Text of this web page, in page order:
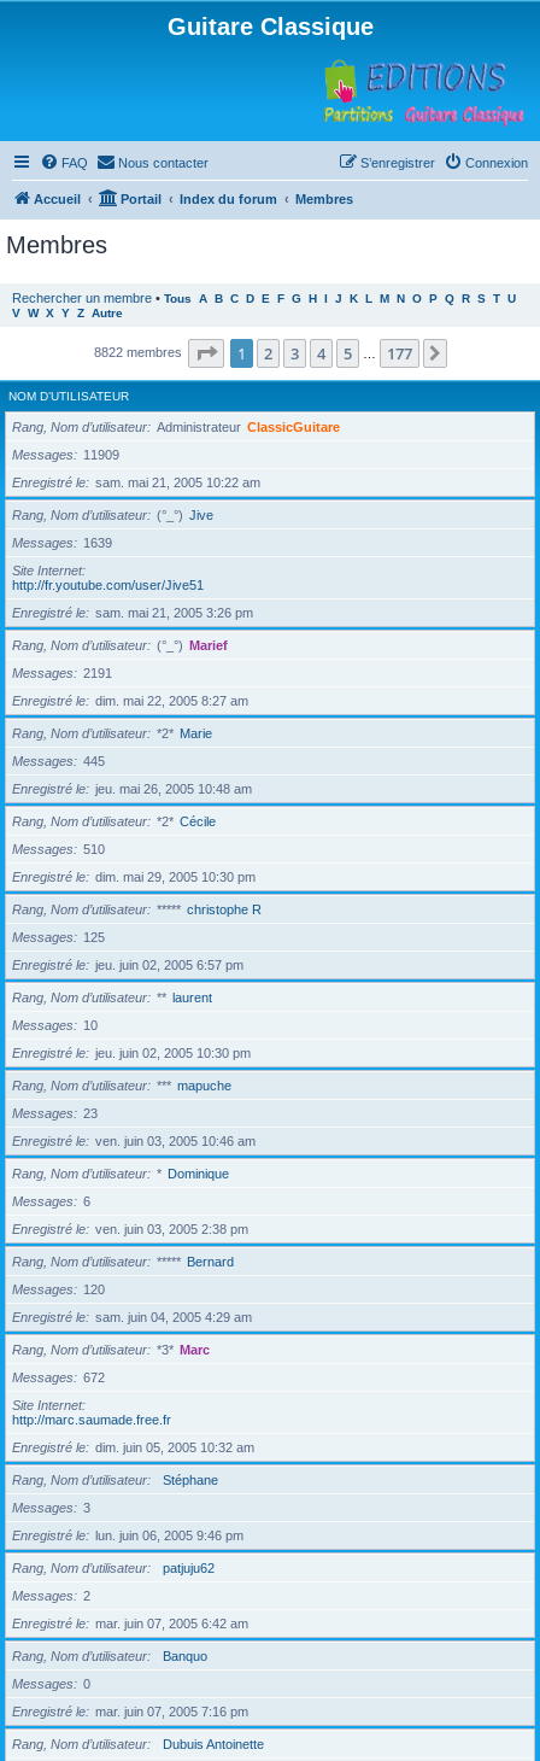
Guitare Classique
FAQ Nous contacter Connexion
S’enregistrer
Accueil Portail Index du forum Membres
Membres
Rechercher un membre • Tous A B C D E F G H I J K L M N O P Q R S T U
V W X Y Z Autre
8822 membres Page 1sur177
1 2 3 4 5 177
NOM D’UTILISATEUR
Rang, Nom d’utilisateur Administrateur ClassicGuitare
Messages
11909
Enregistré le
sam. mai 21, 2005 10:22 am
Rang, Nom d’utilisateur (°_°) Jive
Messages
1639
Site Internet
http://fr.youtube.com/user/Jive51
Enregistré le
sam. mai 21, 2005 3:26 pm
Rang, Nom d’utilisateur (°_°) Marief
Messages
2191
Enregistré le
dim. mai 22, 2005 8:27 am
Rang, Nom d’utilisateur *2* Marie
Messages
445
Enregistré le
jeu. mai 26, 2005 10:48 am
Rang, Nom d’utilisateur *2* Cécile
Messages
510
Enregistré le
dim. mai 29, 2005 10:30 pm
Rang, Nom d’utilisateur ***** christophe R
Messages
125
Enregistré le
jeu. juin 02, 2005 6:57 pm
Rang, Nom d’utilisateur ** laurent
Messages
10
Enregistré le
jeu. juin 02, 2005 10:30 pm
Rang, Nom d’utilisateur *** mapuche
Messages
23
Enregistré le
ven. juin 03, 2005 10:46 am
Rang, Nom d’utilisateur * Dominique
Messages
6
Enregistré le
ven. juin 03, 2005 2:38 pm
Rang, Nom d’utilisateur ***** Bernard
Messages
120
Enregistré le
sam. juin 04, 2005 4:29 am
Rang, Nom d’utilisateur *3* Marc
Messages
672
Site Internet
http://marc.saumade.free.fr
Enregistré le
dim. juin 05, 2005 10:32 am
Rang, Nom d’utilisateur
Stéphane
Messages
3
Enregistré le
lun. juin 06, 2005 9:46 pm
Rang, Nom d’utilisateur
patjuju62
Messages
2
Enregistré le
mar. juin 07, 2005 6:42 am
Rang, Nom d’utilisateur
Banquo
Messages
0
Enregistré le
mar. juin 07, 2005 7:16 pm
Rang, Nom d’utilisateur
Dubuis Antoinette